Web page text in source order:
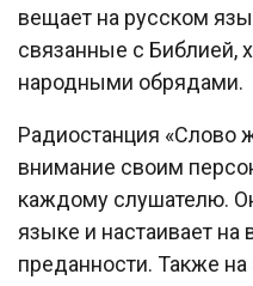
вещает на русском
связанные с Библией,
народными обрядами.
Радиостанция «Слово
внимание своим
каждому слушателю.
языке и настаивает
преданности. Также